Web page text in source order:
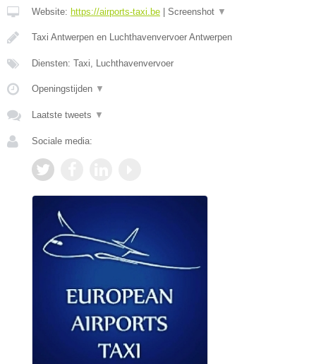
Website: https://airports-taxi.be Screenshot ▼
Taxi Antwerpen en Luchthavenvervoer Antwerpen
Diensten: Taxi, Luchthavenvervoer
Openingstijden ▼
Laatste tweets ▼
Sociale media: